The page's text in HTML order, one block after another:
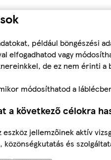
például böngészési
elfogadhatod vagy
de ez nem érinti a
módosíthatod a
a következő célokra
eszköz jellemzőinek aktív
és